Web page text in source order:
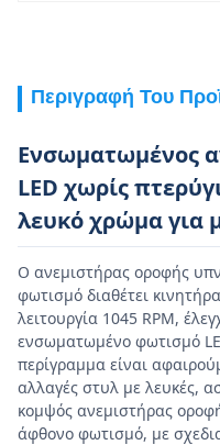
Περιγραφή Του
Ενσωματωμένος
LED χωρίς
λευκό χρώμα για
Ο ανεμιστήρας οροφής
φωτισμό διαθέτει
λειτουργία 1045 RPM,
ενσωματωμένο φωτισμό
περίγραμμα είναι
αλλαγές στυλ με λευκές,
κομψός ανεμιστήρας
άφθονο φωτισμό, με